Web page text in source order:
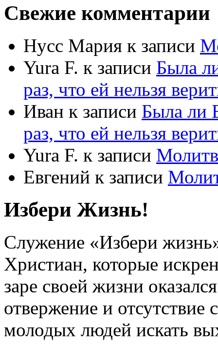
Свежие комментарии
Нусс Мария к записи
Yura F. к записи Была
раз, что ей нельзя
Иван к записи Была ли
раз, что ей нельзя
Yura F. к записи
Евгений к записи
Избери Жизнь!
Служение «Избери
Христиан, которые
заре своей жизни
отвержение и
молодых людей искать